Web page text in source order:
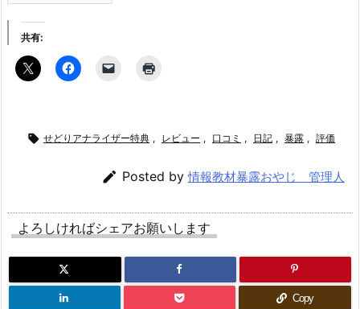
共有:
 せどりアナライザー特典 , レビュー , 口コミ , 日記 , 暴露 , 評価
 Posted by情報教材暴露おやじ 管理人
よろしければシェアお願いします
Copy